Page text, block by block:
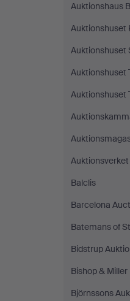
Auktionshaus
Auktionshuset
Auktionshuset
Auktionshuset
Auktionshuset
Balclis
Barcelona
Batemans of
Bidstrup
Bishop & Miller
Björnssons